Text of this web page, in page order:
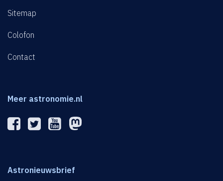
Sitemap
Colofon
Contact
Meer astronomie.nl
Astronieuwsbrief